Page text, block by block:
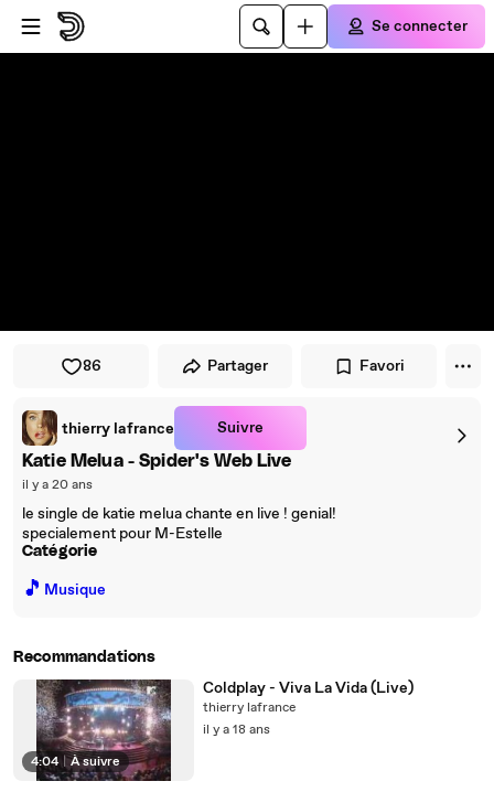
Passer au player
Passer au contenu principal
Se connecter
86 Partager Favori
thierry lafrance Suivre
Katie Melua - Spider's Web Live
il y a 20 ans
le single de katie melua chante en live ! genial!
specialement pour M-Estelle
Catégorie
🎵 Musique
Recommandations
4:04 À suivre
Coldplay - Viva La Vida (Live)
thierry lafrance
il y a 18 ans